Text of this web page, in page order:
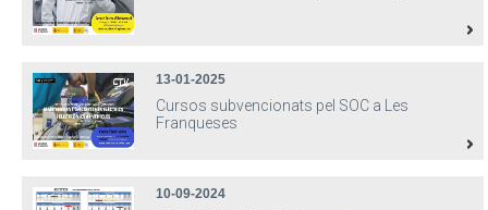
13-01-2025
Cursos subvencionats pel SOC a Les
Franqueses
10-09-2024